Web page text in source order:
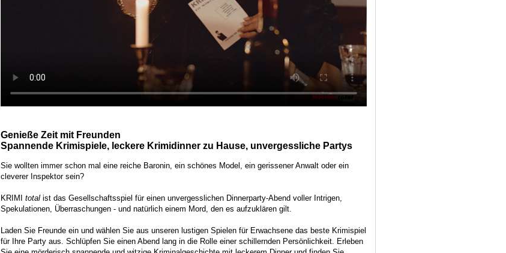
Genieße Zeit mit Freunden
Spannende Krimispiele, leckere Krimidinner zu Hause, unvergessliche Partys
Sie wollten immer schon mal eine reiche Baronin, ein schönes Model, ein gerissener Anwalt oder ein
cleverer Inspektor sein?
KRIMI total ist das Gesellschaftsspiel für einen unvergesslichen Dinnerparty-Abend voller Intrigen,
Spekulationen, Überraschungen - und natürlich einem Mord, den es aufzuklären gilt.
Laden Sie Freunde ein und wählen Sie aus unseren lustigen Spielen für Erwachsene das beste Krimispiel
für Ihre Party aus. Schlüpfen Sie einen Abend lang in die Rolle einer schillernden Persönlichkeit. Erleben